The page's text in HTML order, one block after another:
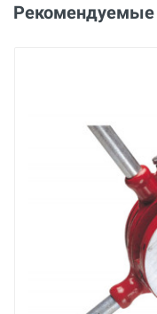
0.733 кг
Вес брутто
Оценка
Ваше сообщение